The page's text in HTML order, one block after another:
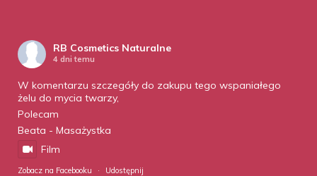
RB Cosmetics Naturalne
4 dni temu
W komentarzu szczegóły do zakupu tego wspaniałego
żelu do mycia twarzy,
Polecam
Beata - Masażystka
Film
Zobacz na Facebooku · Udostępnij